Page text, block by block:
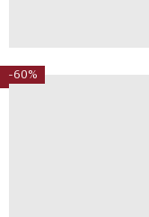
-60%